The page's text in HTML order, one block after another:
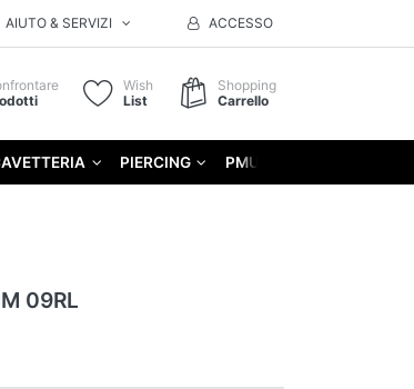
AIUTO & SERVIZI ACCESSO
Wish
List
Shopping
Carrello
PIERCING PMU
09RL